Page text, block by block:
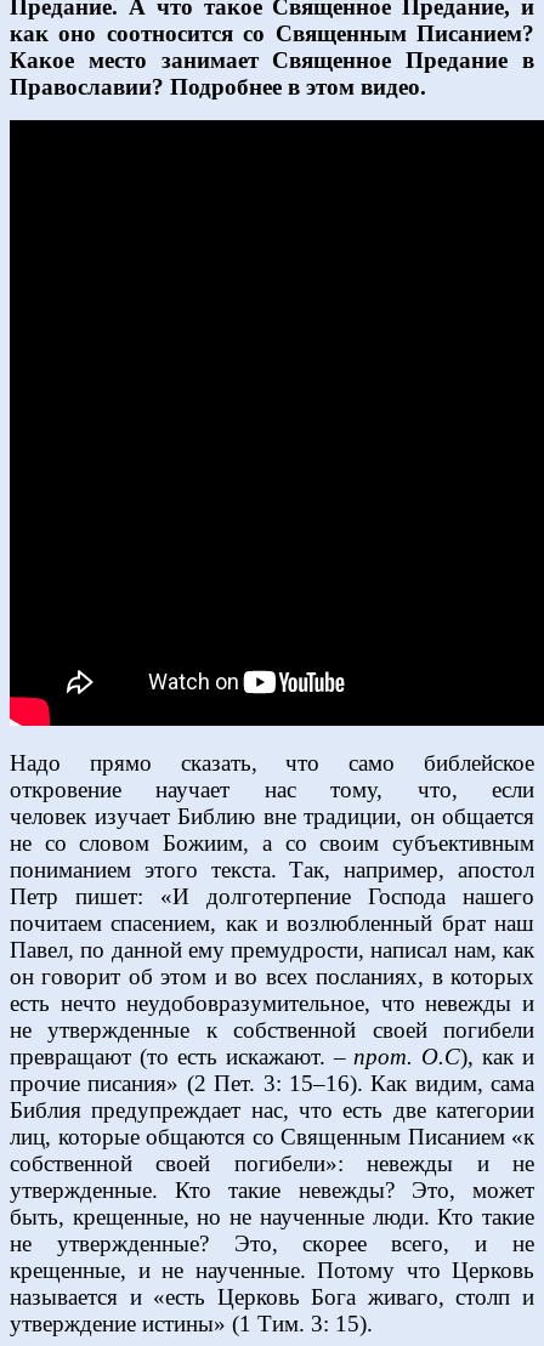
Предание. А что такое Священное Предание, и
как оно соотносится со Священным Писанием?
Какое место занимает Священное Предание в
Православии? Подробнее в этом видео.
Надо прямо сказать, что само библейское
откровение научает нас тому, что, если
человек изучает Библию вне традиции, он общается
не со словом Божиим, а со своим субъективным
пониманием этого текста. Так, например, апостол
Петр пишет: «И долготерпение Господа нашего
почитаем спасением, как и возлюбленный брат наш
Павел, по данной ему премудрости, написал нам, как
он говорит об этом и во всех посланиях, в которых
есть нечто неудобовразумительное, что невежды и
не утвержденные к собственной своей погибели
превращают (то есть искажают.– прот. О.С), как и
прочие писания» (2 Пет. 3: 15–16). Как видим, сама
Библия предупреждает нас, что есть две категории
лиц, которые общаются со Священным Писанием «к
собственной своей погибели»: невежды и не
утвержденные. Кто такие невежды? Это, может
быть, крещенные, но не наученные люди. Кто такие
не утвержденные? Это, скорее всего, и не
крещенные, и не наученные. Потому что Церковь
называется и «есть Церковь Бога живаго, столп и
утверждение истины» (1 Тим. 3: 15).